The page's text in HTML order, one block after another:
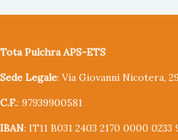
Tota Pulchra APS-ETS
Sede Legale: Via Giovanni Nicotera,
C.F.: 97939900581
IBAN: IT11 B031 2403 2170 0000